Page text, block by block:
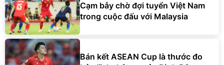
Cạm bẫy chờ đợi tuyển Việt Nam
trong cuộc đấu với Malaysia
Bán kết ASEAN Cup là thước đo